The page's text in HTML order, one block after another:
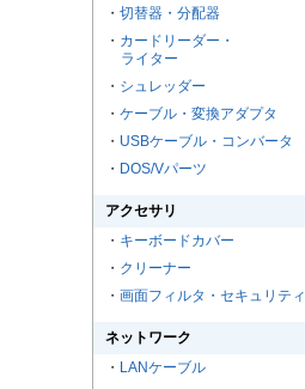
・ 切替器・分配器
・ カードリーダー・
ライター
・ シュレッダー
・ ケーブル・変換アダプタ
・ USBケーブル・コンバータ
・ DOS/Vパーツ
アクセサリ
・ キーボードカバー
・ クリーナー
・ 画面フィルタ・セキュリティ
ネットワーク
・ LANケーブル